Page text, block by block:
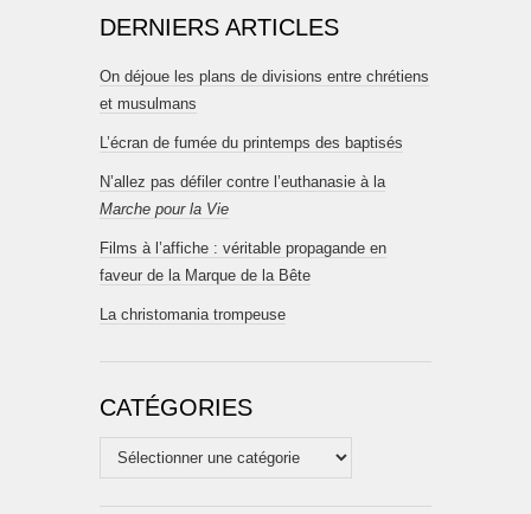
DERNIERS ARTICLES
On déjoue les plans de divisions entre chrétiens
et musulmans
L’écran de fumée du printemps des baptisés
N’allez pas défiler contre l’euthanasie à la
Marche pour la Vie
Films à l’affiche : véritable propagande en
faveur de la Marque de la Bête
La christomania trompeuse
CATÉGORIES
Catégories